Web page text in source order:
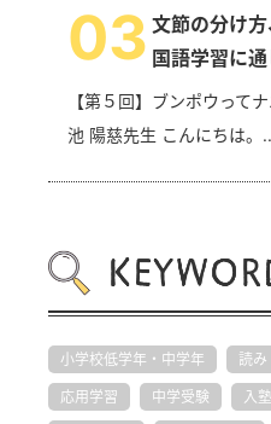
03 文節の分け
国語学習に通
【第５回】ブンポウっ
池 陽慈先生 こんにちは。
小学校低学年・中学年 読
応用学習 中学受験 入塾